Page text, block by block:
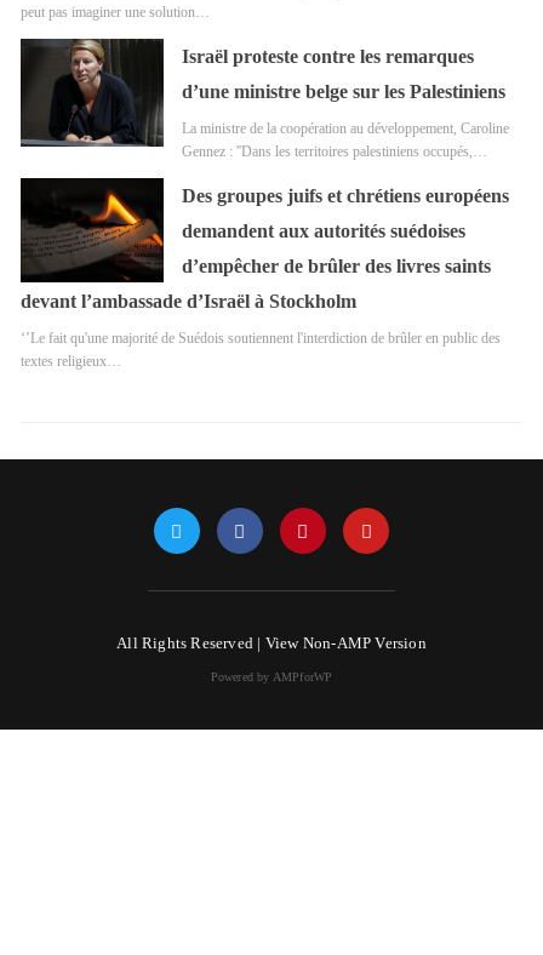
peut pas imaginer une solution…
Israël proteste contre les remarques
d’une ministre belge sur les Palestiniens
La ministre de la coopération au développement, Caroline
Gennez : ''Dans les territoires palestiniens occupés,…
Des groupes juifs et chrétiens européens
demandent aux autorités suédoises
d’empêcher de brûler des livres saints
devant l’ambassade d’Israël à Stockholm
‘’Le fait qu'une majorité de Suédois soutiennent l'interdiction de brûler en public des
textes religieux…
All Rights Reserved | View Non-AMP Version
Powered by AMPforWP